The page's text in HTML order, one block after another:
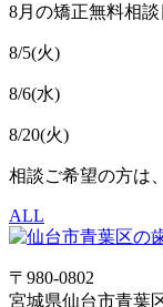
8月の矯正無料相談
8/5(火)
8/6(水)
8/20(火)
相談ご希望の方は
ALL
〒980-0802
宮城県仙台市青葉